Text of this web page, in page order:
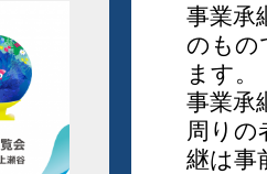
事業承
のもの
ます。
事業承
周りの
継は事